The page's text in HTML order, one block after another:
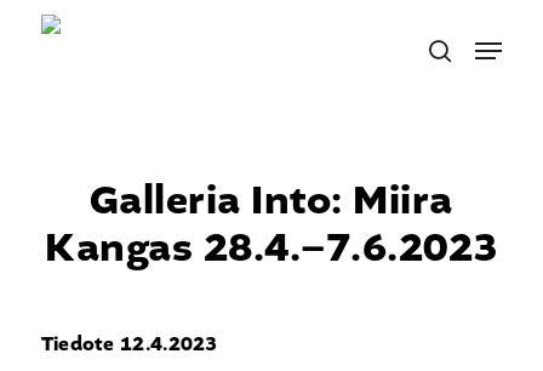
Skip
search
Menu
Galleria Into: Miira
Kangas 28.4.–7.6.2023
Tiedote 12.4.2023